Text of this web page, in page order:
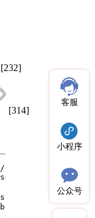
[232]
[314]
客服
小程序
公众号